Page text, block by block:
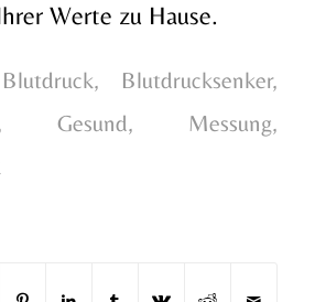
Werte zu Hause.
Blutdruck, Blutdrucksenker,
Gesund, Messung,